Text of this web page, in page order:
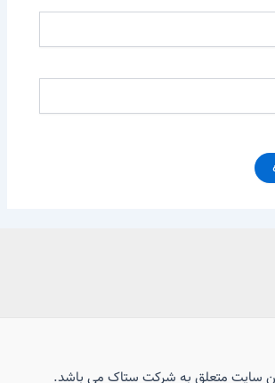
سایت متعلق به شرکت ستاک می باشد.